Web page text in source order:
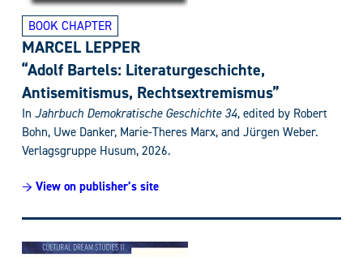
BOOK CHAPTER
MARCEL LEPPER
“Adolf Bartels: Literaturgeschichte,
Antisemitismus, Rechtsextremismus”
In Jahrbuch Demokratische Geschichte 34, edited by Robert
Bohn, Uwe Danker, Marie-Theres Marx, and Jürgen Weber.
Verlagsgruppe Husum, 2026.
→ View on publisher’s site